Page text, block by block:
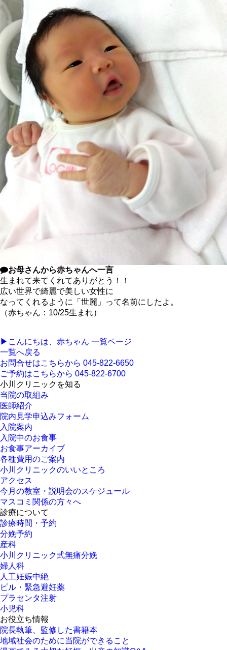
お母さんから赤ちゃんへ一言
生まれて来てくれてありがとう！！
広い世界で綺麗で美しい女性に
なってくれるように「世麗」って名前にしたよ。
（赤ちゃん：10/25生まれ）
▶︎こんにちは、赤ちゃん 一覧ページ
一覧へ戻る
お問合せはこちらから 045-822-6650
ご予約はこちらから 045-822-6700
小川クリニックを知る
当院の取組み
医師紹介
院内見学申込みフォーム
入院案内
入院中のお食事
お食事アーカイブ
各種費用のご案内
小川クリニックのいいところ
アクセス
今月の教室・説明会のスケジュール
マスコミ関係の方々へ
診療について
診療時間・予約
分娩予約
産科
小川クリニック式無痛分娩
婦人科
人工妊娠中絶
ピル・緊急避妊薬
プラセンタ注射
小児科
お役立ち情報
院長執筆、監修した書籍本
地域社会のために当院ができること